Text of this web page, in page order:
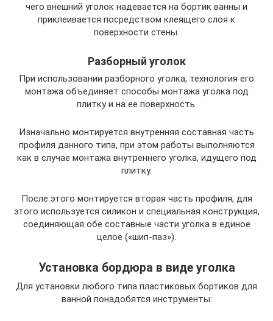
чего внешний уголок надевается на бортик ванны и
приклеивается посредством клеящего слоя к
поверхности стены.
Разборный уголок
При использовании разборного уголка, технология его
монтажа объединяет способы монтажа уголка под
плитку и на ее поверхность.
Изначально монтируется внутренняя составная часть
профиля данного типа, при этом работы выполняются
как в случае монтажа внутреннего уголка, идущего под
плитку.
После этого монтируется вторая часть профиля, для
этого используется силикон и специальная конструкция,
соединяющая обе составные части уголка в единое
целое («шип-паз»).
Установка бордюра в виде уголка
Для установки любого типа пластиковых бортиков для
ванной понадобятся инструменты: